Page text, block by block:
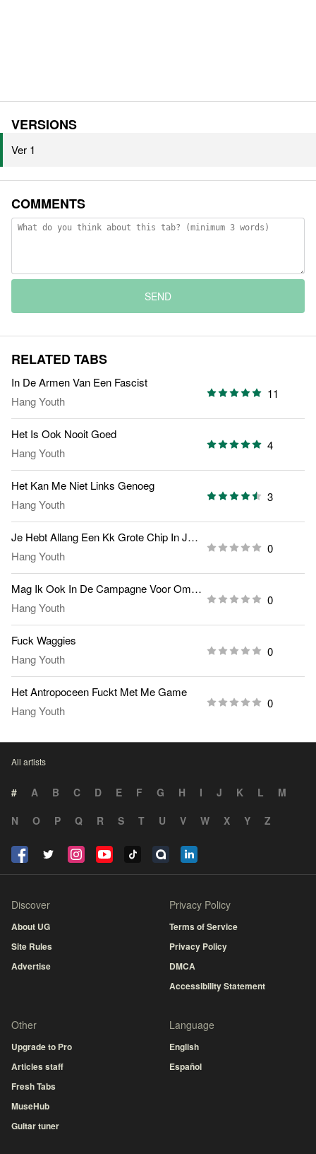
VERSIONS
Ver 1
COMMENTS
SEND
RELATED TABS
In De Armen Van Een Fascist
Hang Youth
11
Het Is Ook Nooit Goed
Hang Youth
4
Het Kan Me Niet Links Genoeg
Hang Youth
3
Je Hebt Allang Een Kk Grote Chip In Je Zak
Hang Youth
0
Mag Ik Ook In De Campagne Voor Omroep Zwart
Hang Youth
0
Fuck Waggies
Hang Youth
0
Het Antropoceen Fuckt Met Me Game
Hang Youth
0
All artists
# A B C D E F G H I J K L
M
N
O P Q R S T U V W X Y Z
Discover
About UG
Site Rules
Advertise
Privacy Policy
Terms of Service
Privacy Policy
DMCA
Accessibility Statement
Other
Upgrade to Pro
Articles staff
Fresh Tabs
MuseHub
Guitar tuner
Language
English
Español